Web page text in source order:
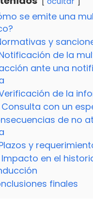
se emite una
y
de la
ante una
de la
Consulta con un
de no
y
Impacto en el
finales